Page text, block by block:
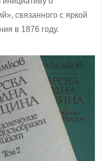
связанного с яркой
в 1876 году.